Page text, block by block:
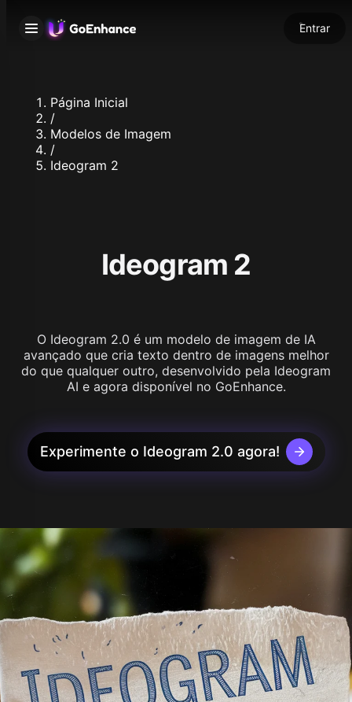
Entrar
Página Inicial
/
Modelos de Imagem
/
Ideogram 2
Ideogram 2
O Ideogram 2.0 é um modelo de imagem de IA
avançado que cria texto dentro de imagens melhor
do que qualquer outro, desenvolvido pela Ideogram
AI e agora disponível no GoEnhance.
Experimente o Ideogram 2.0 agora!